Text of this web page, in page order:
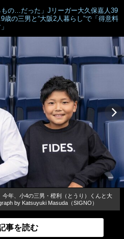
もの…だった」Jリーガー大久保嘉人39
の三男と“大阪2人暮らし”で「得意料
年、小4の三男・橙利（とうり）くんと大
by Katsuyuki Masuda（SIGNO）
事を読む